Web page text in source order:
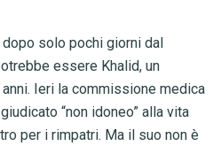
dopo solo pochi giorni dal
essere Khalid, un
Ieri la commissione medica
“non idoneo” alla vita
per i rimpatri. Ma il suo non è